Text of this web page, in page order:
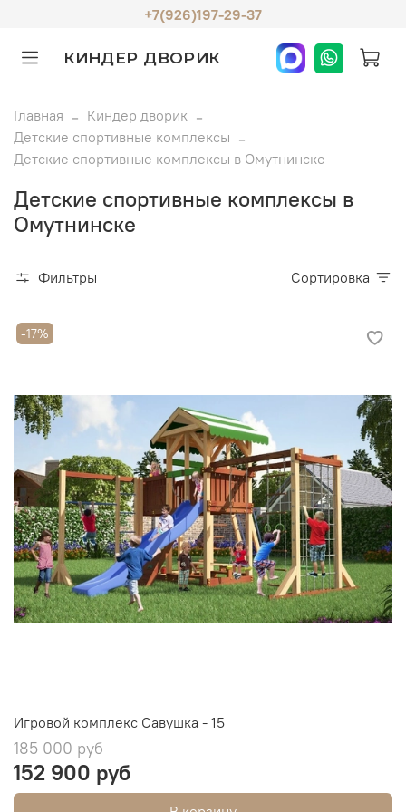
+7(926)197-29-37
КИНДЕР ДВОРИК
Главная
Киндер дворик
Детские спортивные комплексы
Детские спортивные комплексы в Омутнинске
Детские спортивные комплексы в
Омутнинске
Фильтры Сортировка
-17%
Игровой комплекс Савушка - 15
185 000 руб
152 900 руб